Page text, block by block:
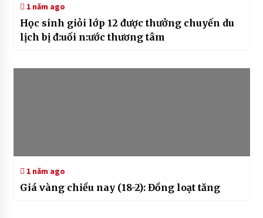
1 năm ago
Học sinh giỏi lớp 12 được thưởng chuyến du
lịch bị đ:uối n:ước thương tâm
1 năm ago
Giá vàng chiều nay (18-2): Đồng loạt tăng